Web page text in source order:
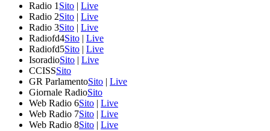
Radio 1 Sito | Live
Radio 2Sito | Live
Radio 3Sito | Live
Radiofd4Sito | Live
Radiofd5Sito | Live
IsoradioSito | Live
CCISSSito
GR ParlamentoSito | Live
Giornale RadioSito
Web Radio 6Sito | Live
Web Radio 7Sito | Live
Web Radio 8Sito | Live